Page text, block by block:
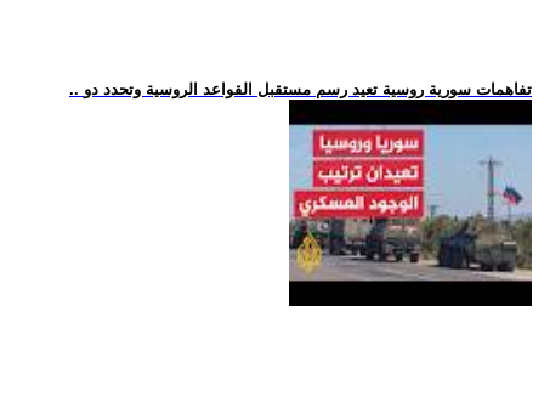
.. تفاهمات سورية روسية تعيد رسم مستقبل القواعد الروسية وتحدد دو